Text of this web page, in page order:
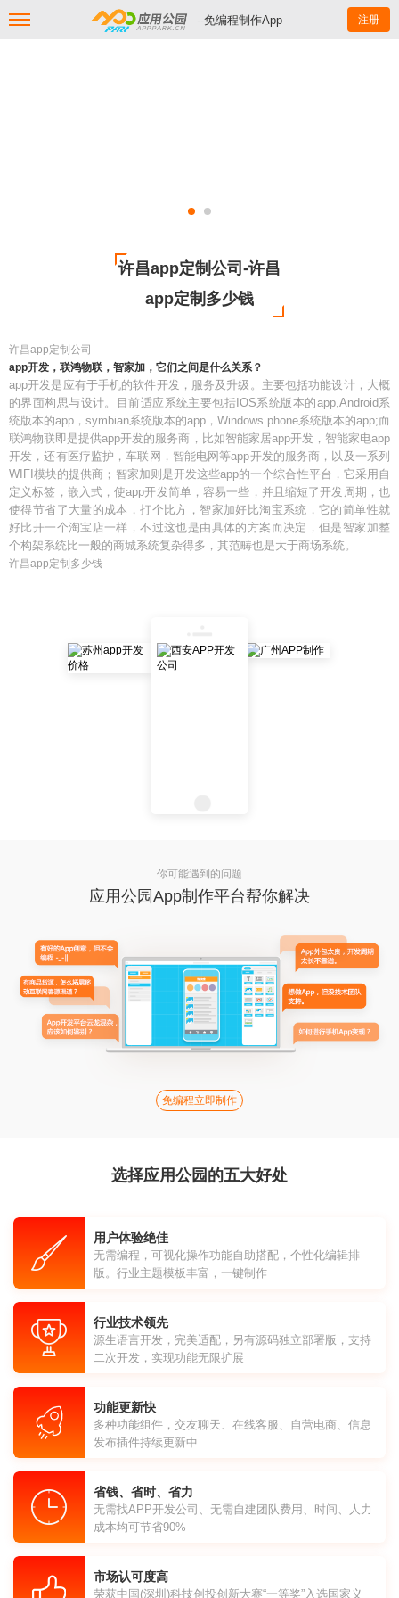
--免编程制作App 注册
许昌app定制公司-许昌
app定制多少钱
许昌app定制公司
app开发，联鸿物联，智家加，它们之间是什么关系？
app开发是应有于手机的软件开发，服务及升级。主要包括功能设计，大概
的界面构思与设计。目前适应系统主要包括IOS系统版本的app,Android系
统版本的app，symbian系统版本的app，Windows phone系统版本的app;而
联鸿物联即是提供app开发的服务商，比如智能家居app开发，智能家电app
开发，还有医疗监护，车联网，智能电网等app开发的服务商，以及一系列
WIFI模块的提供商；智家加则是开发这些app的一个综合性平台，它采用自
定义标签，嵌入式，使app开发简单，容易一些，并且缩短了开发周期，也
使得节省了大量的成本，打个比方，智家加好比淘宝系统，它的简单性就
好比开一个淘宝店一样，不过这也是由具体的方案而决定，但是智家加整
个构架系统比一般的商城系统复杂得多，其范畴也是大于商场系统。
许昌app定制多少钱
你可能遇到的问题
应用公园App制作平台帮你解决
免编程立即制作
选择应用公园的五大好处
用户体验绝佳
无需编程，可视化操作功能自助搭配，个性化编辑排
版。行业主题模板丰富，一键制作
行业技术领先
源生语言开发，完美适配，另有源码独立部署版，支持
二次开发，实现功能无限扩展
功能更新快
多种功能组件，交友聊天、在线客服、自营电商、信息
发布插件持续更新中
省钱、省时、省力
无需找APP开发公司、无需自建团队费用、时间、人力
成本均可节省90%
市场认可度高
荣获中国(深圳)科技创投创新大赛“一等奖”入选国家义